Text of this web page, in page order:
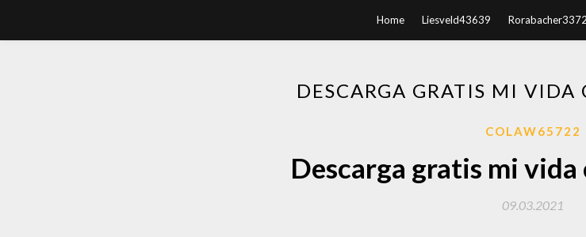
Home Liesveld43639 Rorabacher3372
DESCARGA GRATIS MI VIDA
COLAW65722
Descarga gratis mi vida
09.03.2021